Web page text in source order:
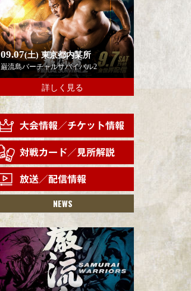
09.07(土)東京都内某所
巌流島バーチャルサバイバル2
詳しく見る
NEWS